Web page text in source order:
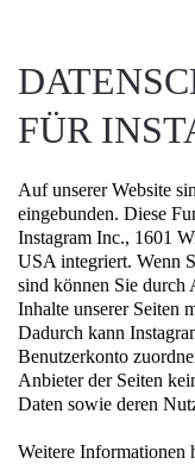
FÜR
Auf unserer Website
eingebunden. Diese
Instagram Inc., 1601
USA integriert. Wenn
sind können Sie durch
Inhalte unserer Seiten
Dadurch kann
Benutzerkonto
Anbieter der Seiten
Daten sowie deren
Weitere Informationen